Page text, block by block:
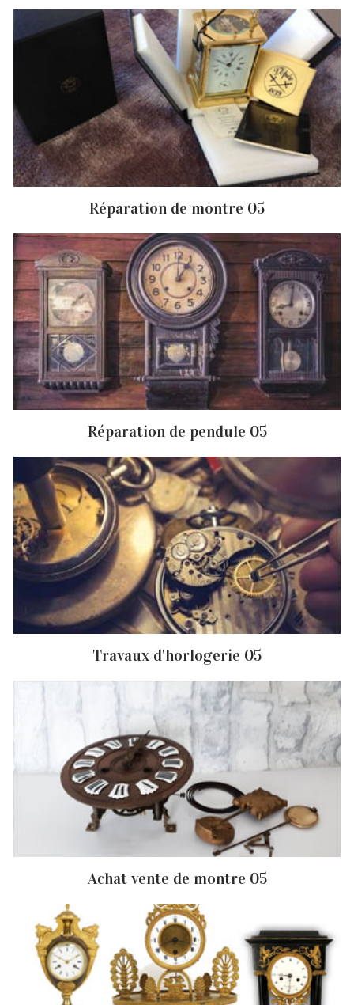
Réparation de montre 05
Réparation de pendule 05
Travaux d'horlogerie 05
Achat vente de montre 05